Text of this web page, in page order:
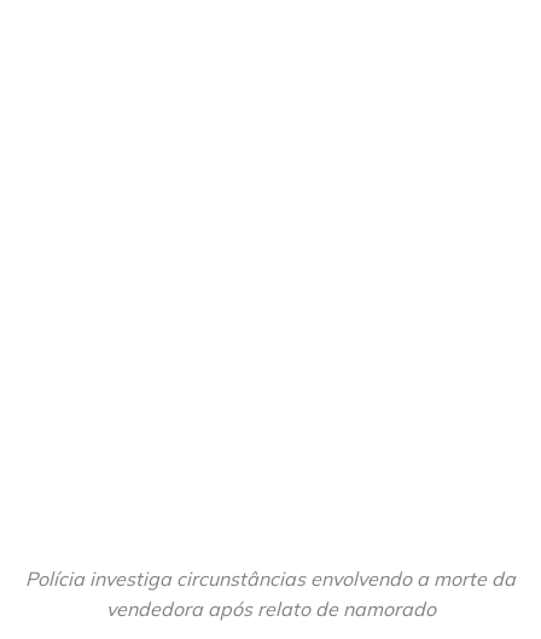
Polícia investiga circunstâncias envolvendo a morte da
vendedora após relato de namorado